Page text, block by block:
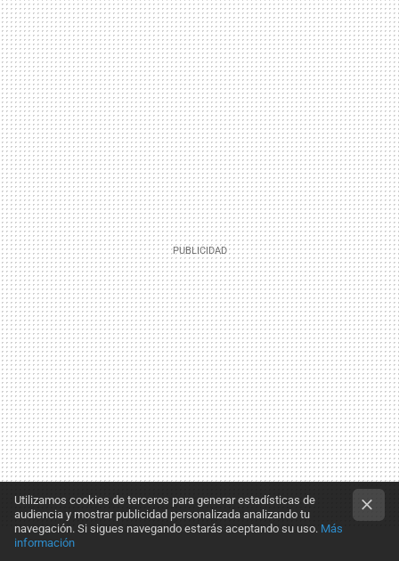
Utilizamos cookies de terceros para generar estadísticas de
audiencia y mostrar publicidad personalizada analizando tu
navegación. Si sigues navegando estarás aceptando su uso. Más
información